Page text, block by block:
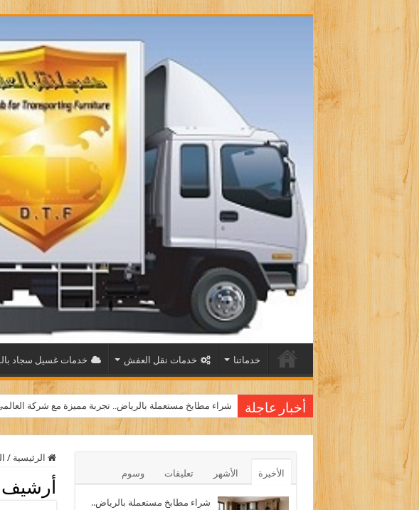
خدماتنا خدمات نقل العفش خدمات غسيل سجاد
أخبار عاجلة شراء مطابخ مستعملة بالرياض.. تجربة مميزة مع شركة
الرئيسية /
أرشيف
الأخيرة الأشهر تعليقات وسوم
شراء مطابخ مستعملة بالرياض..